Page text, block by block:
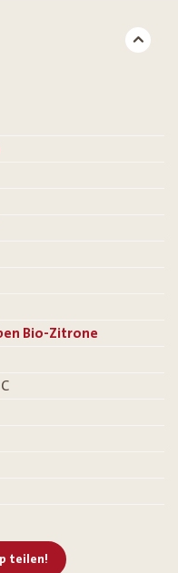
Bio-Zitrone
teilen!